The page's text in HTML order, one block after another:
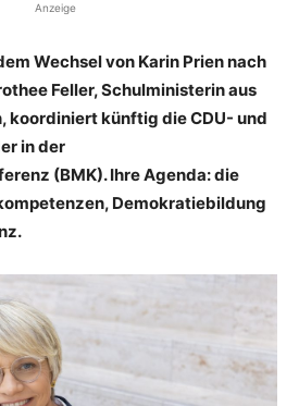
Anzeige
Wechsel von Karin Prien nach
Feller, Schulministerin aus
koordiniert künftig die CDU- und
in der
(BMK). Ihre Agenda: die
Demokratiebildung